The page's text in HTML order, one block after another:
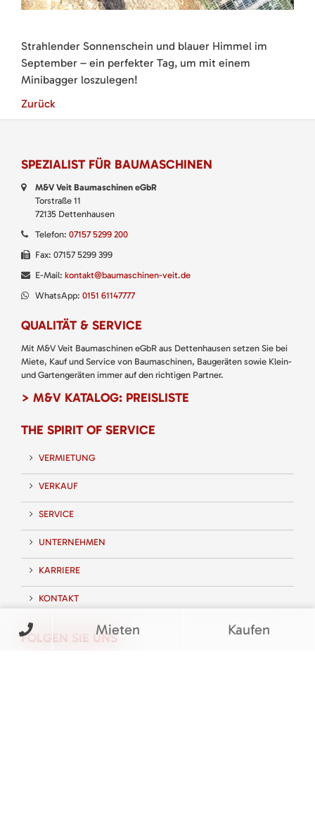
Strahlender Sonnenschein und blauer Himmel im
September – ein perfekter Tag, um mit einem
Minibagger loszulegen!
Zurück
SPEZIALIST FÜR BAUMASCHINEN
M&V Veit Baumaschinen eGbR
Torstraße 11
72135 Dettenhausen
Telefon: 07157 5299 200
Fax: 07157 5299 399
E-Mail: kontakt@baumaschinen-veit.de
WhatsApp: 0151 61147777
QUALITÄT & SERVICE
Mit M&V Veit Baumaschinen eGbR aus Dettenhausen setzen Sie bei
Miete, Kauf und Service von Baumaschinen, Baugeräten sowie Klein-
und Gartengeräten immer auf den richtigen Partner.
> M&V KATALOG: PREISLISTE
THE SPIRIT OF SERVICE
VERMIETUNG
VERKAUF
SERVICE
UNTERNEHMEN
KARRIERE
KONTAKT
FOLGEN SIE UNS
Mieten Kaufen